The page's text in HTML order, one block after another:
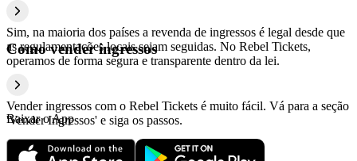
Sim, na maioria dos países a revenda de ingressos é legal desde que
as regulamentações locais sejam seguidas. No Rebel Tickets,
operamos de forma segura e transparente dentro da lei.
Como vender ingressos
Vender ingressos com o Rebel Tickets é muito fácil. Vá para a seção
'Vender Ingressos' e siga os passos.
Baixar o App